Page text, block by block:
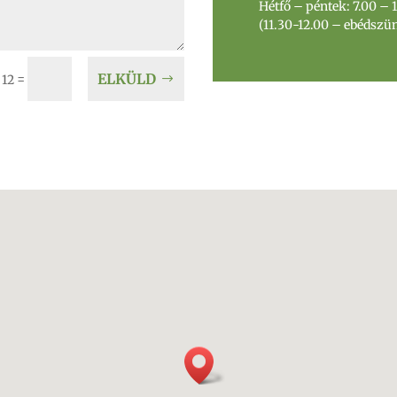
= ELKÜLD
Hétfő – péntek: 7.00 –
(11.30-12.00 –